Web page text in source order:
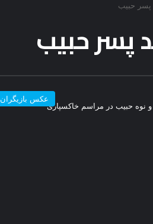
حبیب
پسر حبیب
عکس بازیگران